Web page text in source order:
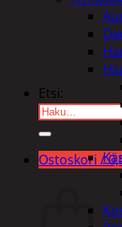
Etsi:
Ostoskori /